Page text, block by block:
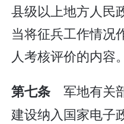
县级以上地方人民
当将征兵工作情况
人考核评价的内容。
第七条 军地有关
建设纳入国家电子